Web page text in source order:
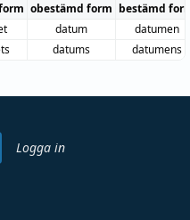
obestämd form bestämd
datum
datumen
datums datumens
Logga in